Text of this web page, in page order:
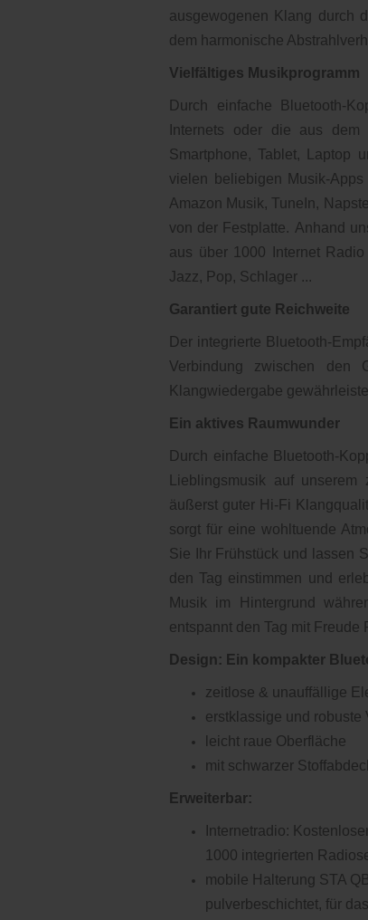
ausgewogenen Klang durch
dem harmonische
Vielfältiges Musikprogramm
Durch einfache Bluetooth-
Internets oder die aus
Smartphone, Tablet, Laptop
vielen beliebigen Musik-
Amazon Musik, TuneIn,
von der Festplatte. Anhand
aus über 1000 Internet
Jazz, Pop, Schlager ...
Garantiert gute Reichweite
Der integrierte Bluetooth-
Verbindung zwischen den
Klangwiedergabe
Ein aktives Raumwunder
Durch einfache Bluetooth-
Lieblingsmusik auf
äußerst guter Hi-Fi
sorgt für eine wohltuende
Sie Ihr Frühstück und lassen
den Tag einstimmen und
Musik im Hintergrund
entspannt den Tag mit Freude
Design: Ein kompakter
zeitlose & unauffällige
erstklassige und robuste
leicht raue Oberfläche
mit schwarzer
Erweiterbar:
Internetradio:
1000 integrierten
mobile Halterung STA
pulverbeschichtet, für